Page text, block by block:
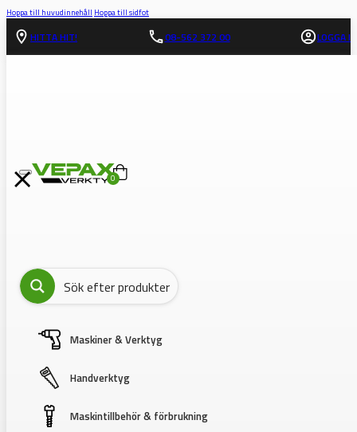
Hoppa till huvudinnehåll Hoppa till sidfot
HITTA HIT! 08-562 372 00 LOGGA IN
0
Maskiner & Verktyg
Handverktyg
Maskintillbehör & förbrukning